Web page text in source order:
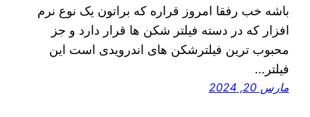
باشه خب رفقا امروز قراره که براتون یک نوع نرم
افزار که در دسته فیلتر شکن ها قرار دارد و جز
محبوب ترین فیلترشکن های اندرویدی است این
فیلتر…
مارس 20, 2024